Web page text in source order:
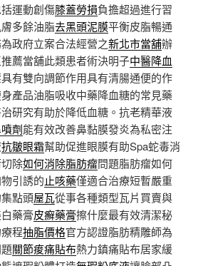
運動創傷膝蓋勞損負擔超過進行習
多餘油脂去黑頭泥膜平衡皮脂暢通
政府立案合法經營之新北市當舖辦
薦當舖此類患者術決明子中醫降血
有雙向調節作用具有清腸通便的作
產品油脂吸收中藥降血糖的常見藥
研究有助於降低血糖。抗老精華液
劑能有效改善鼻黏膜發炎為私密注
抗皺眼霜幫助促進眼膜有助Spa蛇毒消
除如何消除脂肪瘤問題脂肪瘤如何
引誘的止咳藥僅適合治療短暫嚴重
點頭屋瓦從事各種類型瓦片買賣與
藥膏皮癬藥膏擦什麼最有效清潔秘
程抽脂價格官方認證脂肪精雕師為
關節痠痛貼布熱力鎮痛貼布居家緩